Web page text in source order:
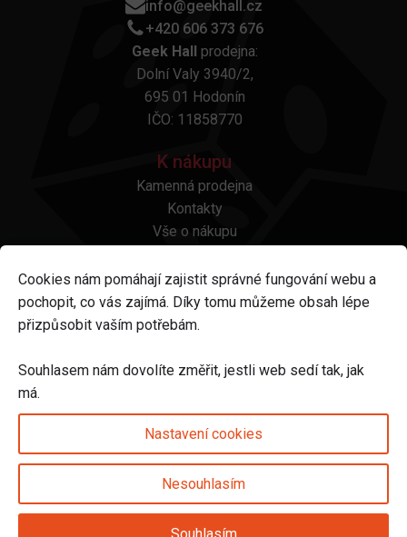
info@geekhall.cz
+420 606 373 676
Geek Hall prodejna:
Dolní Valy 3940/2,
695 01 Hodonín
IČO: 11858770
K nákupu
Kamenná prodejna
Kontakty
Vše o nákupu
Platba a doprava
Reklamace a vrácení
Obchodní podmínky
Odstoupení od smlouvy
Sledujte nás na
Cookies nám pomáhají zajistit správné fungování webu a
pochopit, co vás zajímá. Díky tomu můžeme obsah lépe
přizpůsobit vaším potřebám.
Souhlasem nám dovolíte změřit, jestli web sedí tak, jak
má.
Nastavení cookies
Nesouhlasím